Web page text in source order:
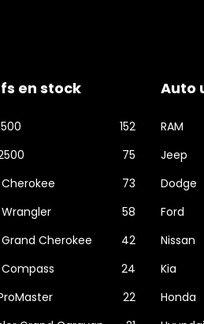
en stock
152
75
73
58
Cherokee
42
24
22
Auto
RAM
Jeep
Dodge
Ford
Nissan
Kia
Honda